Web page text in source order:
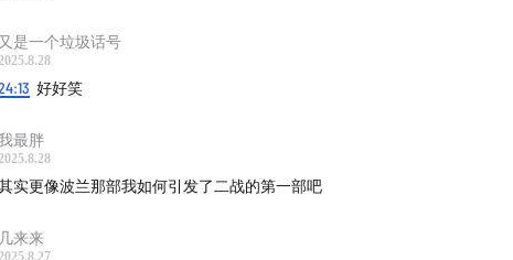
又是一个垃圾话号
好好笑
最胖
实更像波兰那部我如何引发了二战的第一部吧
几来来